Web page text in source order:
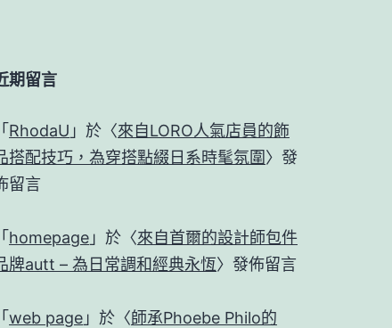
期留言
「 RhodaU 」於〈來自LORO人氣店員的飾
搭配技巧，為穿搭點綴日系時髦氛圍〉發
留言
「 homepage 」於〈來自首爾的設計師包件
牌autt – 為日常調和經典永恆〉發佈留言
「 web page 」於〈師承Phoebe Philo的